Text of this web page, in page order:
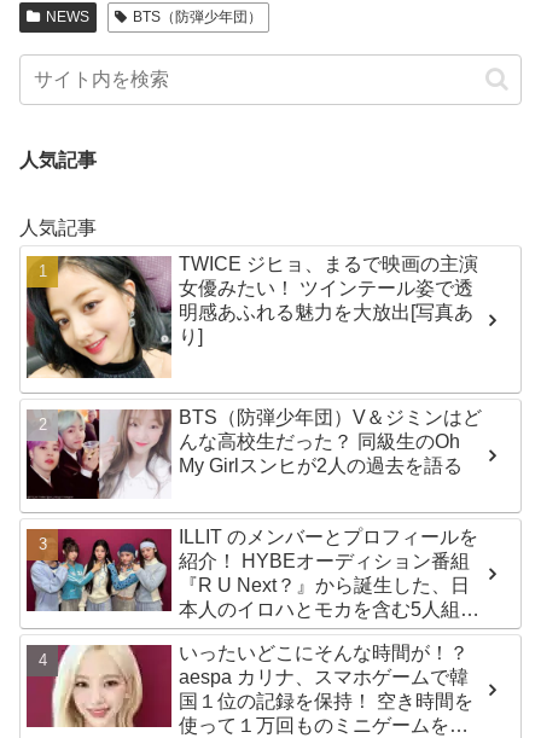
NEWS BTS（防弾少年団）
人気記事
人気記事
TWICE ジヒョ、まるで映画の主演
女優みたい！ ツインテール姿で透
明感あふれる魅力を大放出[写真あ
り]
BTS（防弾少年団）V＆ジミンはど
んな高校生だった？ 同級生のOh
My Girlスンヒが2人の過去を語る
ILLIT のメンバーとプロフィールを
紹介！ HYBEオーディション番組
『R U Next？』から誕生した、日
本人のイロハとモカを含む5人組ガ
ールズグループ！ デビュー曲
「Magnetic」がいきなりの大ヒッ
ト
いったいどこにそんな時間が！？
aespa カリナ、スマホゲームで韓
国１位の記録を保持！ 空き時間を
使って１万回ものミニゲームをク